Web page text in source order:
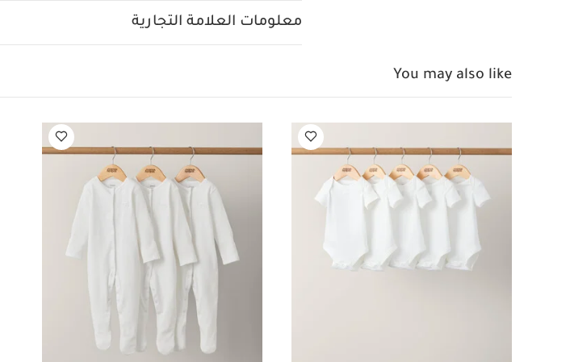
كي على درجة حرارة منخفضة
ممنوع التنظيف الجافمعلومات العلامة التجارية
You may also like